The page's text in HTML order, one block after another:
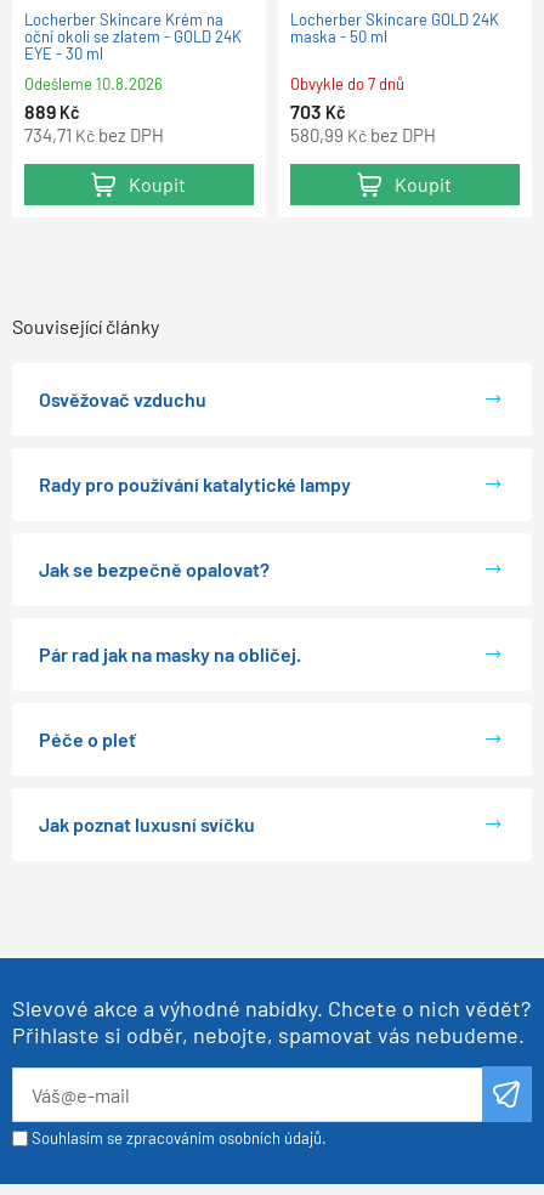
Locherber Skincare Krém na
oční okolí se zlatem - GOLD 24K
EYE - 30 ml
Odešleme10.8.2026
889 Kč
734,71 Kč bez DPH
Koupit
Locherber Skincare GOLD 24K
maska - 50 ml
Obvykle do 7 dnů
703 Kč
580,99 Kč bez DPH
Koupit
Související články
Osvěžovač vzduchu
Rady pro používání katalytické lampy
Jak se bezpečně opalovat?
Pár rad jak na masky na obličej.
Péče o pleť
Jak poznat luxusní svíčku
Slevové akce a výhodné nabídky. Chcete o nich vědět?
Přihlaste si odběr, nebojte, spamovat vás nebudeme.
Souhlasím se zpracováním osobních údajů.